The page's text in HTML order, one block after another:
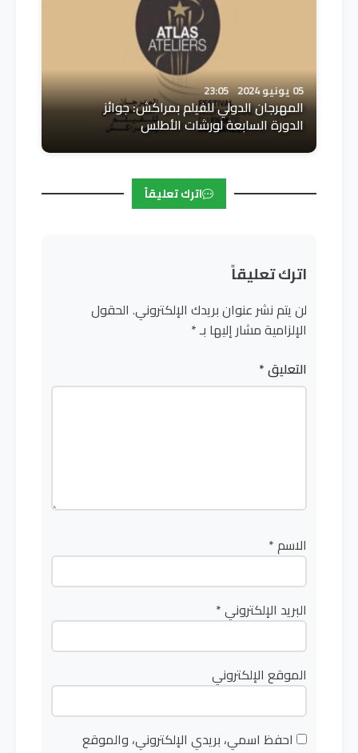
05 يونيو 2024 23:05
المهرجان الدولي للفيلم بمراكش: جوائز
الدورة السابعة لورشات الأطلس
اترك تعليقاً
اترك تعليقاً
لن يتم نشر عنوان بريدك الإلكتروني. الحقول
الإلزامية مشار إليها بـ*
التعليق*
الاسم*
البريد الإلكتروني*
الموقع الإلكتروني
احفظ اسمي، بريدي الإلكتروني، والموقع